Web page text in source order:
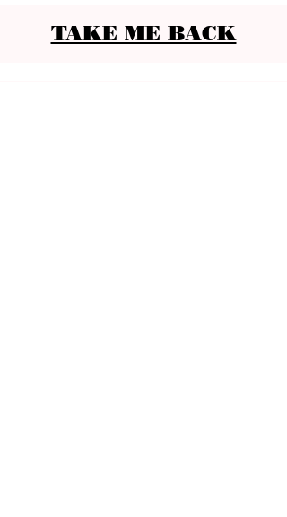
TAKE ME BACK